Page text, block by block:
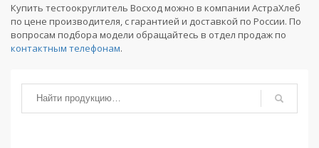
Купить тестоокруглитель Восход можно в компании АстраХлеб
по цене производителя, с гарантией и доставкой по России. По
вопросам подбора модели обращайтесь в отдел продаж по
контактным телефонам.